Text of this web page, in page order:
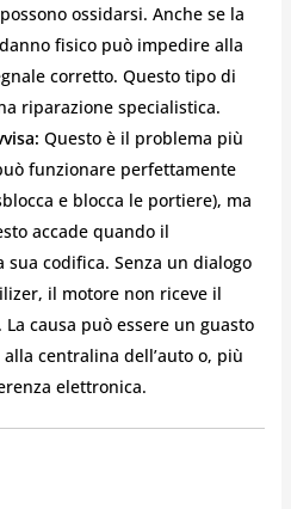
ossidarsi. Anche se la
fisico può impedire alla
corretto. Questo tipo di
riparazione specialistica.
Questo è il problema più
funzionare perfettamente
e blocca le portiere), ma
accade quando il
codifica. Senza un dialogo
il motore non riceve il
causa può essere un guasto
centralina dell’auto o, più
elettronica.